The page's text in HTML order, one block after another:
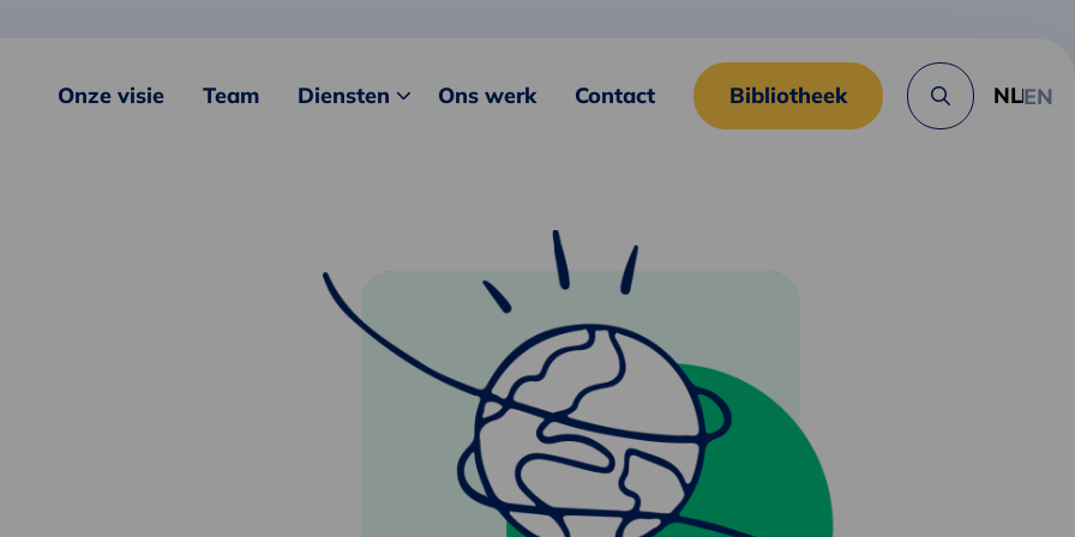
Onze visie Team Diensten Ons werk Contact Bibliotheek
Zoek
knop
NLEN